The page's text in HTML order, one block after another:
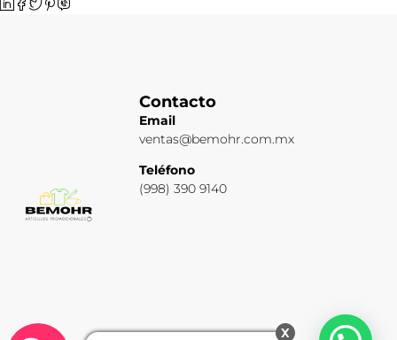
Contacto
Email
ventas@bemohr.com.mx
Teléfono
(998) 390 9140
x